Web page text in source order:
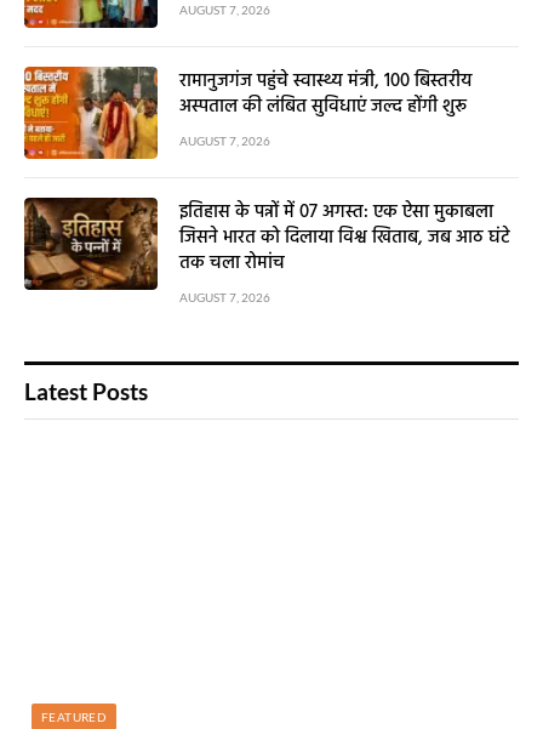
AUGUST 7, 2026
रामानुजगंज पहुंचे स्वास्थ्य मंत्री, 100 बिस्तरीय
अस्पताल की लंबित सुविधाएं जल्द होंगी शुरू
AUGUST 7, 2026
इतिहास के पन्नों में 07 अगस्त: एक ऐसा मुकाबला
जिसने भारत को दिलाया विश्व खिताब, जब आठ घंटे
तक चला रोमांच
AUGUST 7, 2026
Latest Posts
FEATURED